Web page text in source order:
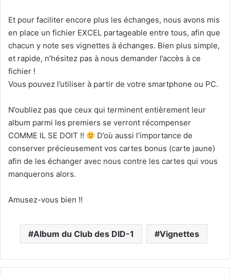
Et pour faciliter encore plus les échanges, nous avons mis
en place un fichier EXCEL partageable entre tous, afin que
chacun y note ses vignettes à échanges. Bien plus simple,
et rapide, n’hésitez pas à nous demander l’accès à ce
fichier !
Vous pouvez l’utiliser à partir de votre smartphone ou PC.
N’oubliez pas que ceux qui terminent entièrement leur
album parmi les premiers se verront récompenser
COMME IL SE DOIT !!
D’où aussi l’importance de
conserver précieusement vos cartes bonus (carte jaune)
afin de les échanger avec nous contre les cartes qui vous
manquerons alors.
Amusez-vous bien !!
Album du Club des DID-1 Vignettes